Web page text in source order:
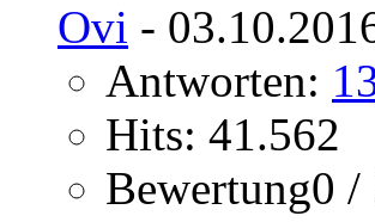
Ovi -
Antworten:
Hits: 41.562
Bewertung0 /